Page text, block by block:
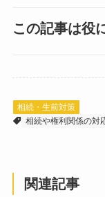
この記事は役
相続・生前対策
相続や権利関係の対
関連記事